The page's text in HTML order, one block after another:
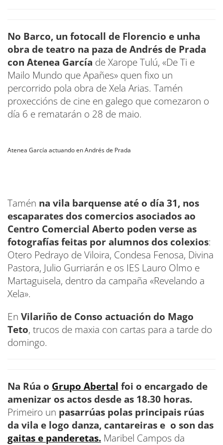
No Barco, un fotocall de Florencio e unha
obra de teatro na paza de Andrés de Prada
con Atenea García de Xarope Tulú, «De Ti e
Mailo Mundo que Apañes» quen fixo un
percorrido pola obra de Xela Arias. Tamén
proxeccións de cine en galego que comezaron o
día 6 e rematarán o 28 de maio.
Atenea García actuando en Andrés de Prada
Tamén na vila barquense até o día 31, nos
escaparates dos comercios asociados ao
Centro Comercial Aberto poden verse as
fotografías feitas por alumnos dos colexios:
Otero Pedrayo de Viloira, Condesa Fenosa, Divina
Pastora, Julio Gurriarán e os IES Lauro Olmo e
Martaguisela, dentro da campaña «Revelando a
Xela».
En Vilariño de Conso actuación do Mago
Teto, trucos de maxia con cartas para a tarde do
domingo.
Na Rúa o Grupo Abertal foi o encargado de
amenizar os actos desde as 18.30 horas.
Primeiro un pasarrúas polas principais rúas
da vila e logo danza, cantareiras e o son das
gaitas e panderetas. Maribel Campos da